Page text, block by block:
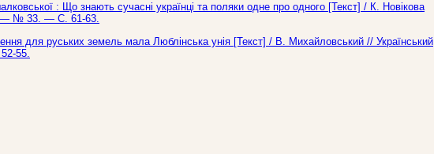
: Що знають сучасні українці та поляки одне про одного [Текст] / К. Новікова
— № 33. — С. 61-63.
для руських земель мала Люблінська унія [Текст] / В. Михайловський // Український
55.